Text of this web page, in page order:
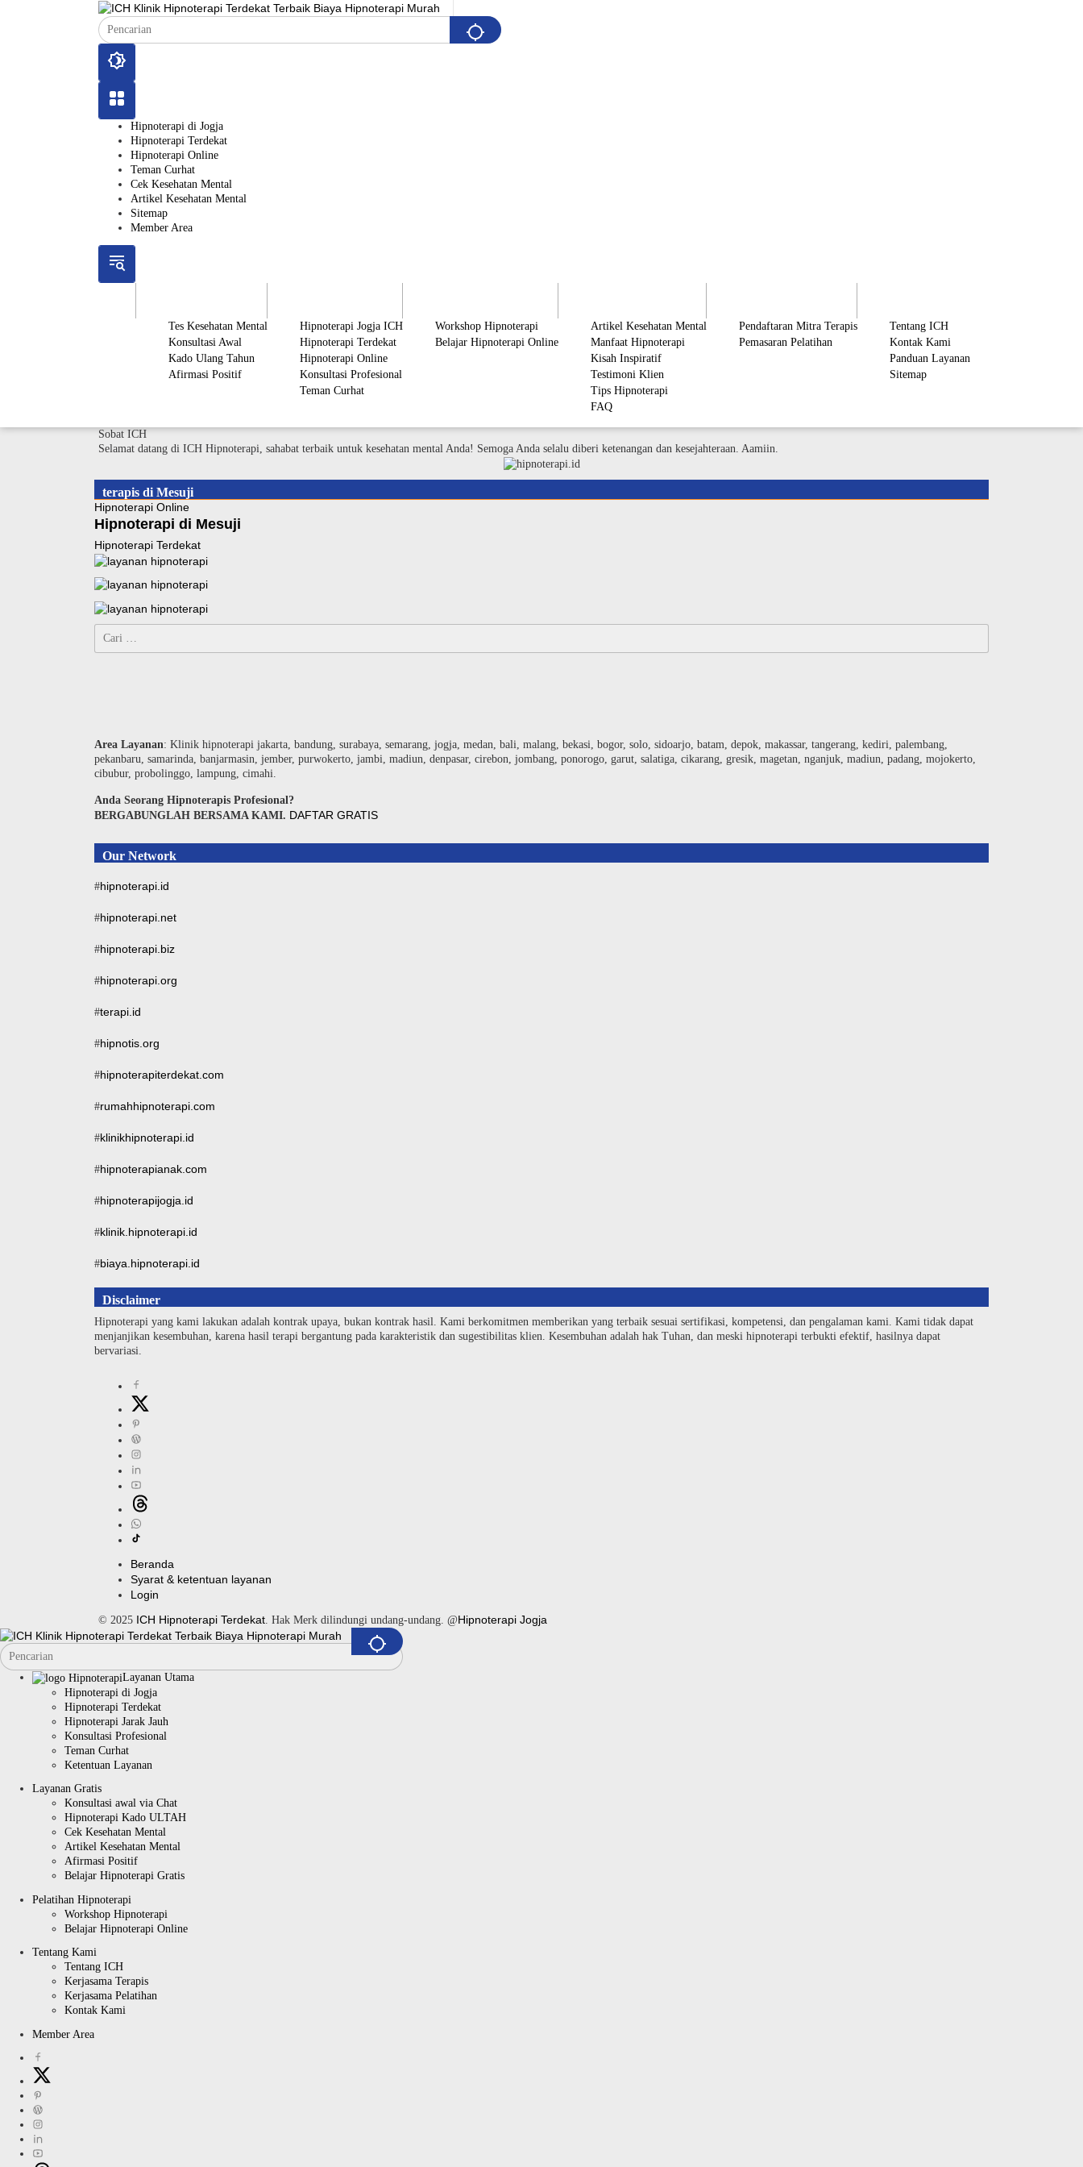
Hipnoterapi di Jogja
Hipnoterapi Terdekat
Hipnoterapi Online
Teman Curhat
Cek Kesehatan Mental
Artikel Kesehatan Mental
Sitemap
Member Area
Tes Kesehatan Mental
Konsultasi Awal
Kado Ulang Tahun
Afirmasi Positif
Hipnoterapi Jogja ICH
Hipnoterapi Terdekat
Hipnoterapi Online
Konsultasi Profesional
Teman Curhat
Workshop Hipnoterapi
Belajar Hipnoterapi Online
Artikel Kesehatan Mental
Manfaat Hipnoterapi
Kisah Inspiratif
Testimoni Klien
Tips Hipnoterapi
FAQ
Pendaftaran Mitra Terapis
Pemasaran Pelatihan
Tentang ICH
Kontak Kami
Panduan Layanan
Sitemap
Sobat ICH
Selamat datang di ICH Hipnoterapi, sahabat terbaik untuk kesehatan mental Anda! Semoga Anda selalu diberi ketenangan dan kesejahteraan. Aamiin.
terapis di Mesuji
Hipnoterapi Online
Hipnoterapi di Mesuji
Hipnoterapi Terdekat
Cari
untuk:
Area Layanan: Klinik hipnoterapi jakarta, bandung, surabaya, semarang, jogja, medan, bali, malang, bekasi, bogor, solo, sidoarjo, batam, depok, makassar, tangerang, kediri, palembang,
pekanbaru, samarinda, banjarmasin, jember, purwokerto, jambi, madiun, denpasar, cirebon, jombang, ponorogo, garut, salatiga, cikarang, gresik, magetan, nganjuk, madiun, padang, mojokerto,
cibubur, probolinggo, lampung, cimahi.
Anda Seorang Hipnoterapis Profesional?
BERGABUNGLAH BERSAMA KAMI. DAFTAR GRATIS
Our Network
#hipnoterapi.id
#hipnoterapi.net
#hipnoterapi.biz
#hipnoterapi.org
#terapi.id
#hipnotis.org
#hipnoterapiterdekat.com
#rumahhipnoterapi.com
#klinikhipnoterapi.id
#hipnoterapianak.com
#hipnoterapijogja.id
#klinik.hipnoterapi.id
#biaya.hipnoterapi.id
Disclaimer
Hipnoterapi yang kami lakukan adalah kontrak upaya, bukan kontrak hasil. Kami berkomitmen memberikan yang terbaik sesuai sertifikasi, kompetensi, dan pengalaman kami. Kami tidak dapat
menjanjikan kesembuhan, karena hasil terapi bergantung pada karakteristik dan sugestibilitas klien. Kesembuhan adalah hak Tuhan, dan meski hipnoterapi terbukti efektif, hasilnya dapat
bervariasi.
Beranda
Syarat & ketentuan layanan
Login
© 2025 ICH Hipnoterapi Terdekat . Hak Merk dilindungi undang-undang. @Hipnoterapi Jogja
Layanan Utama
Hipnoterapi di Jogja
Hipnoterapi Terdekat
Hipnoterapi Jarak Jauh
Konsultasi Profesional
Teman Curhat
Ketentuan Layanan
Layanan Gratis
Konsultasi awal via Chat
Hipnoterapi Kado ULTAH
Cek Kesehatan Mental
Artikel Kesehatan Mental
Afirmasi Positif
Belajar Hipnoterapi Gratis
Pelatihan Hipnoterapi
Workshop Hipnoterapi
Belajar Hipnoterapi Online
Tentang Kami
Tentang ICH
Kerjasama Terapis
Kerjasama Pelatihan
Kontak Kami
Member Area